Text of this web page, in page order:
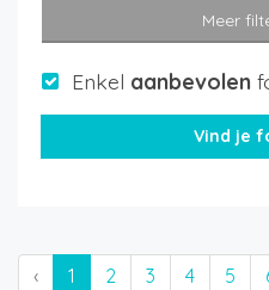
Meer
Enkel aanbevolen
‹ 1 2 3 4 5